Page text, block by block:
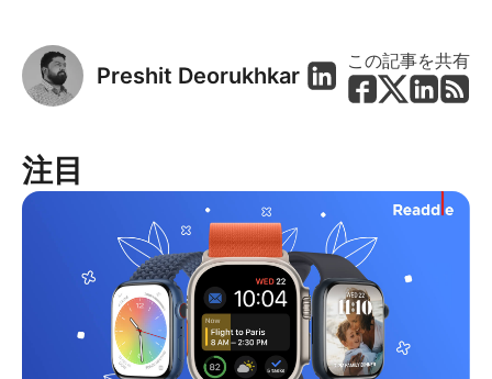
Preshit Deorukhkar
この記事を共有
注目